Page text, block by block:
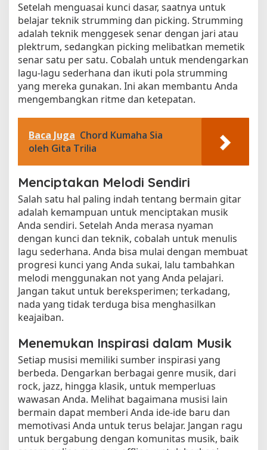
Setelah menguasai kunci dasar, saatnya untuk
belajar teknik strumming dan picking. Strumming
adalah teknik menggesek senar dengan jari atau
plektrum, sedangkan picking melibatkan memetik
senar satu per satu. Cobalah untuk mendengarkan
lagu-lagu sederhana dan ikuti pola strumming
yang mereka gunakan. Ini akan membantu Anda
mengembangkan ritme dan ketepatan.
Baca Juga Chord Kumaha Sia
oleh Gita Trilia
Menciptakan Melodi Sendiri
Salah satu hal paling indah tentang bermain gitar
adalah kemampuan untuk menciptakan musik
Anda sendiri. Setelah Anda merasa nyaman
dengan kunci dan teknik, cobalah untuk menulis
lagu sederhana. Anda bisa mulai dengan membuat
progresi kunci yang Anda sukai, lalu tambahkan
melodi menggunakan not yang Anda pelajari.
Jangan takut untuk bereksperimen; terkadang,
nada yang tidak terduga bisa menghasilkan
keajaiban.
Menemukan Inspirasi dalam Musik
Setiap musisi memiliki sumber inspirasi yang
berbeda. Dengarkan berbagai genre musik, dari
rock, jazz, hingga klasik, untuk memperluas
wawasan Anda. Melihat bagaimana musisi lain
bermain dapat memberi Anda ide-ide baru dan
memotivasi Anda untuk terus belajar. Jangan ragu
untuk bergabung dengan komunitas musik, baik